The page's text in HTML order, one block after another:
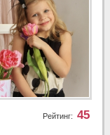
Рейтинг: 45